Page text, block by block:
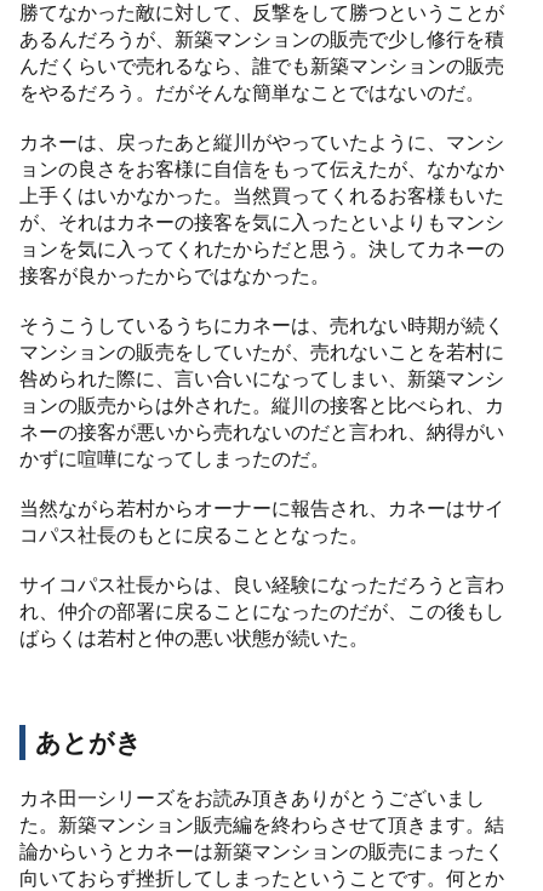
勝てなかった敵に対して、反撃をして勝つということが
あるんだろうが、新築マンションの販売で少し修行を積
んだくらいで売れるなら、誰でも新築マンションの販売
をやるだろう。だがそんな簡単なことではないのだ。
カネーは、戻ったあと縦川がやっていたように、マンシ
ョンの良さをお客様に自信をもって伝えたが、なかなか
上手くはいかなかった。当然買ってくれるお客様もいた
が、それはカネーの接客を気に入ったといよりもマンシ
ョンを気に入ってくれたからだと思う。決してカネーの
接客が良かったからではなかった。
そうこうしているうちにカネーは、売れない時期が続く
マンションの販売をしていたが、売れないことを若村に
咎められた際に、言い合いになってしまい、新築マンシ
ョンの販売からは外された。縦川の接客と比べられ、カ
ネーの接客が悪いから売れないのだと言われ、納得がい
かずに喧嘩になってしまったのだ。
当然ながら若村からオーナーに報告され、カネーはサイ
コパス社長のもとに戻ることとなった。
サイコパス社長からは、良い経験になっただろうと言わ
れ、仲介の部署に戻ることになったのだが、この後もし
ばらくは若村と仲の悪い状態が続いた。
あとがき
カネ田一シリーズをお読み頂きありがとうございまし
た。新築マンション販売編を終わらさせて頂きます。結
論からいうとカネーは新築マンションの販売にまったく
向いておらず挫折してしまったということです。何とか